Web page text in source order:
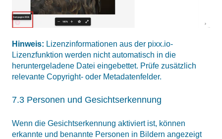
Hinweis: Lizenzinformationen aus der pixx.io-
Lizenzfunktion werden nicht automatisch in die
heruntergeladene Datei eingebettet. Prüfe zusätzlich
relevante Copyright- oder Metadatenfelder.
7.3 Personen und Gesichtserkennung
Wenn die Gesichtserkennung aktiviert ist, können
erkannte und benannte Personen in Bildern angezeigt